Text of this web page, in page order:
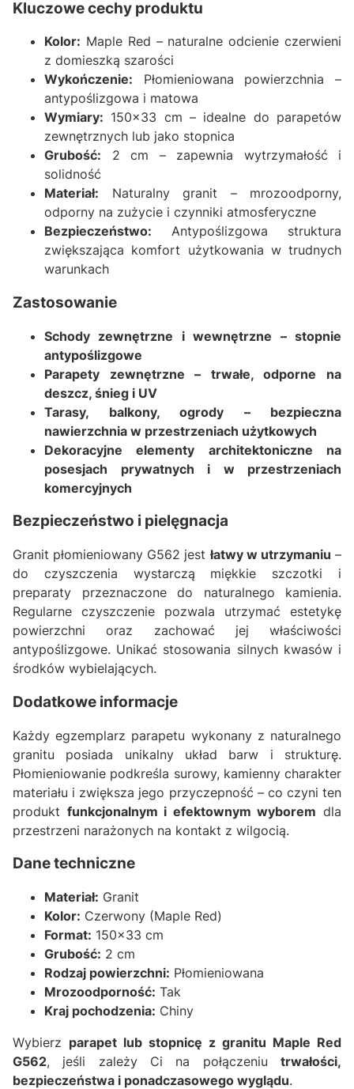
Kluczowe cechy produktu
Kolor: Maple Red – naturalne odcienie czerwieni
z domieszką szarości
Wykończenie: Płomieniowana powierzchnia –
antypoślizgowa i matowa
Wymiary: 150x33 cm – idealne do parapetów
zewnętrznych lub jako stopnica
Grubość: 2 cm – zapewnia wytrzymałość i
solidność
Materiał: Naturalny granit – mrozoodporny,
odporny na zużycie i czynniki atmosferyczne
Bezpieczeństwo: Antypoślizgowa struktura
zwiększająca komfort użytkowania w trudnych
warunkach
Zastosowanie
Schody zewnętrzne i wewnętrzne – stopnie
antypoślizgowe
Parapety zewnętrzne – trwałe, odporne na
deszcz, śnieg i UV
Tarasy, balkony, ogrody – bezpieczna
nawierzchnia w przestrzeniach użytkowych
Dekoracyjne elementy architektoniczne na
posesjach prywatnych i w przestrzeniach
komercyjnych
Bezpieczeństwo i pielęgnacja
Granit płomieniowany G562 jestłatwy w utrzymaniu –
do czyszczenia wystarczą miękkie szczotki i
preparaty przeznaczone do naturalnego kamienia.
Regularne czyszczenie pozwala utrzymać estetykę
powierzchni oraz zachować jej właściwości
antypoślizgowe. Unikać stosowania silnych kwasów i
środków wybielających.
Dodatkowe informacje
Każdy egzemplarz parapetu wykonany z naturalnego
granitu posiada unikalny układ barw i strukturę.
Płomieniowanie podkreśla surowy, kamienny charakter
materiału i zwiększa jego przyczepność – co czyni ten
produkt funkcjonalnym i efektownym wyborem dla
przestrzeni narażonych na kontakt z wilgocią.
Dane techniczne
Materiał: Granit
Kolor: Czerwony (Maple Red)
Format: 150x33 cm
Grubość: 2 cm
Rodzaj powierzchni: Płomieniowana
Mrozoodporność: Tak
Kraj pochodzenia: Chiny
Wybierz parapet lub stopnicę z granitu Maple Red
G562, jeśli zależy Ci na połączeniu trwałości,
bezpieczeństwa i ponadczasowego wyglądu.